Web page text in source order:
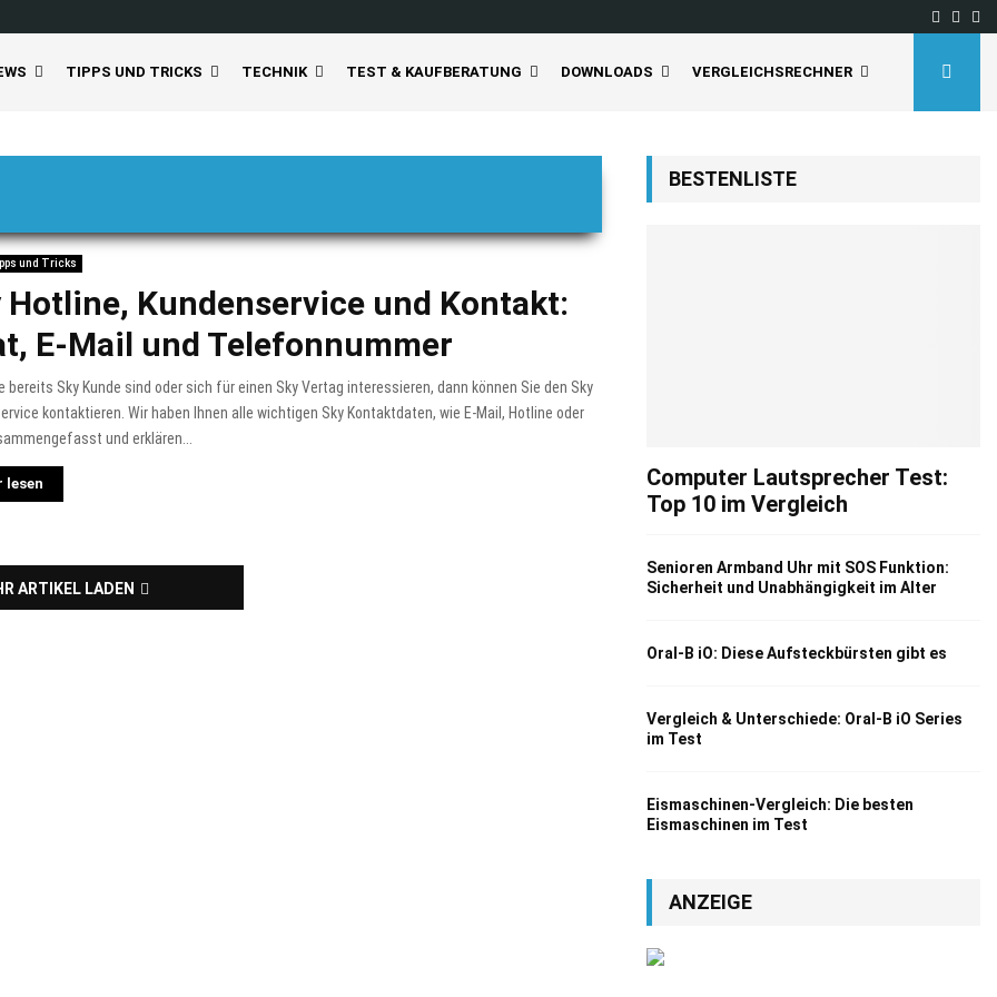
TIPPS UND TRICKS TECHNIK TEST & KAUFBERATUNG DOWNLOADS VERGLEICHSRECHNER
und Tricks
Hotline, Kundenservice und Kontakt:
E-Mail und Telefonnummer
bereits Sky Kunde sind oder sich für einen Sky Vertag interessieren, dann können Sie den Sky
kontaktieren. Wir haben Ihnen alle wichtigen Sky Kontaktdaten, wie E-Mail, Hotline oder
und erklären...
lesen
ARTIKEL LADEN
BESTENLISTE
Computer Lautsprecher Test:
Top 10 im Vergleich
Senioren Armband Uhr mit SOS Funktion:
Sicherheit und Unabhängigkeit im Alter
Oral-B iO: Diese Aufsteckbürsten gibt es
Vergleich & Unterschiede: Oral-B iO Series
im Test
Eismaschinen-Vergleich: Die besten
Eismaschinen im Test
ANZEIGE